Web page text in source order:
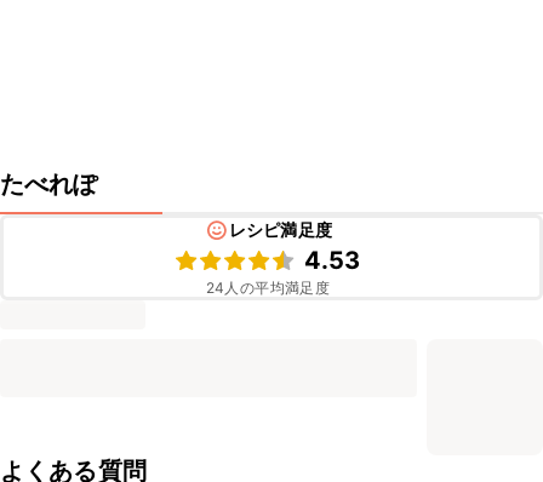
たべれぽ
レシピ満足度
4.53
24 人の平均満足度
よくある質問